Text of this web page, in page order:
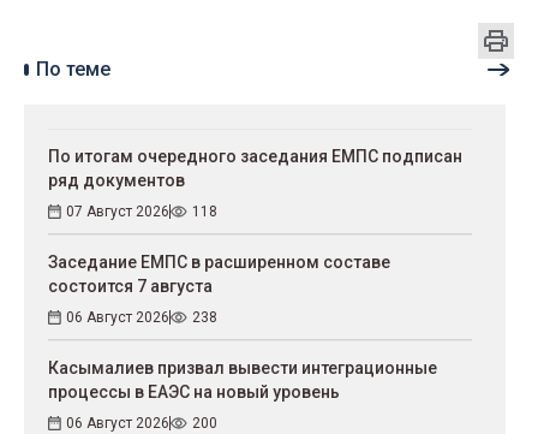
По теме
По итогам очередного заседания ЕМПС подписан
ряд документов
07 Август 2026 118
Заседание ЕМПС в расширенном составе
состоится 7 августа
06 Август 2026 238
Касымалиев призвал вывести интеграционные
процессы в ЕАЭС на новый уровень
06 Август 2026 200